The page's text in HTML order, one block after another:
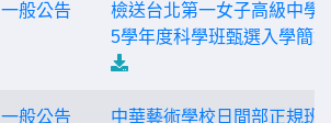
一般公告
檢送台北第一女子高級中學
5學年度科學班甄選入學簡
一般公告
中華藝術學校日間部正規班